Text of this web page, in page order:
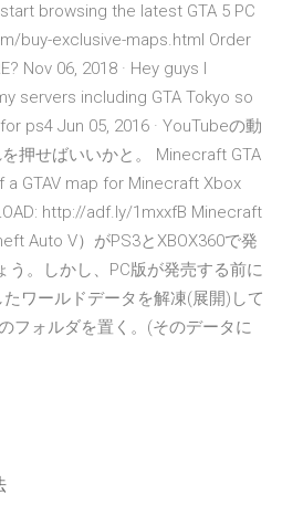
browsing the latest GTA 5 PC
buy-exclusive-maps.html Order
Nov 06, 2018 · Hey guys I
servers including GTA Tokyo so
ps4 Jun 05, 2016 · YouTubeの動
押せばいいかと。 Minecraft GTA
a GTAV map for Minecraft Xbox
http://adf.ly/1mxxfB Minecraft
Auto V）がPS3とXBOX360で発
。しかし、PC版が発売する前に
ワールドデータを解凍(展開)して
フォルダを置く。(そのデータに